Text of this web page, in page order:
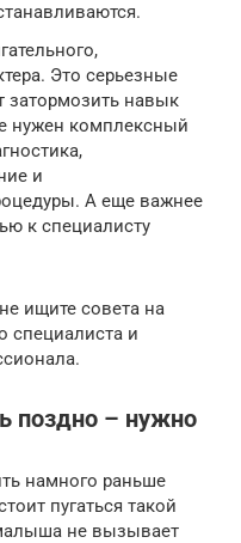
Это серьезные
затормозить навык
нужен комплексный
и
А еще важнее
к специалисту
ищите совета на
специалиста и
поздно – нужно
намного раньше
пугаться такой
не вызывает